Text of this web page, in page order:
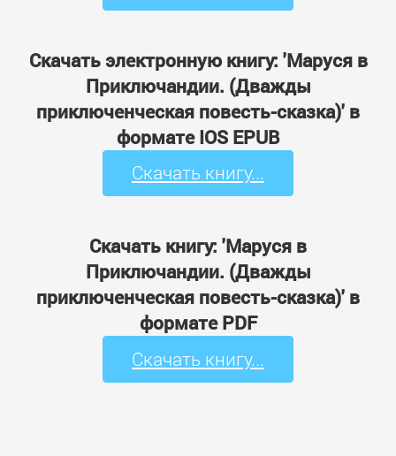
Скачать электронную книгу: 'Маруся в
Приключандии. (Дважды
приключенческая повесть-сказка)' в
формате IOS EPUB
Скачать книгу...
Скачать книгу: 'Маруся в
Приключандии. (Дважды
приключенческая повесть-сказка)' в
формате PDF
Скачать книгу...